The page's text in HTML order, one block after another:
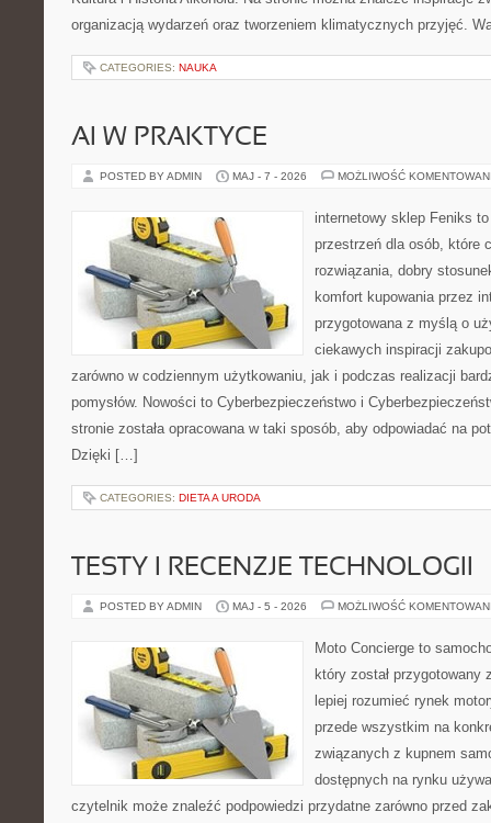
organizacją wydarzeń oraz tworzeniem klimatycznych przyjęć.
CATEGORIES: NAUKA
AI W PRAKTYCE
POSTED BY ADMIN MAJ - 7 - 2026 MOŻLIWOŚĆ
internetowy sklep Feniks
przestrzeń dla osób, które
rozwiązania, dobry
komfort kupowania przez
przygotowana z myślą o
ciekawych inspiracji
zarówno w codziennym użytkowaniu, jak i podczas realizacji
pomysłów. Nowości to Cyberbezpieczeństwo i
stronie została opracowana w taki sposób, aby odpowiadać na
Dzięki […]
CATEGORIES: DIETA A URODA
TESTY I RECENZJE TECHNOLOGII
POSTED BY ADMIN MAJ - 5 - 2026 MOŻLIWOŚĆ
Moto Concierge to
który został
lepiej rozumieć rynek
przede wszystkim na
związanych z kupnem
dostępnych na rynku
czytelnik może znaleźć podpowiedzi przydatne zarówno przed